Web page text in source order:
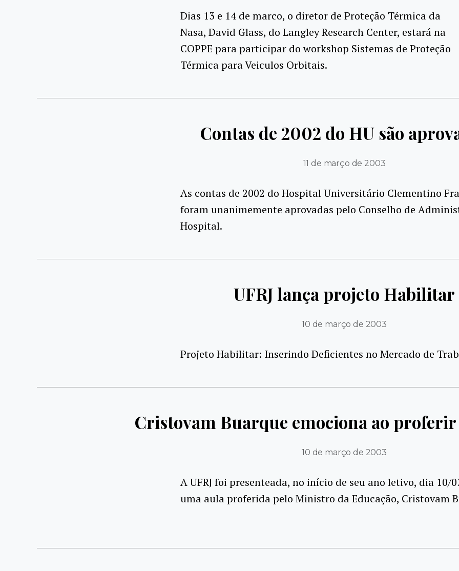
Dias 13 e 14 de marco, o diretor de Proteção Térmica da
Nasa, David Glass, do Langley Research Center, estará na
COPPE para participar do workshop Sistemas de Proteção
Térmica para Veiculos Orbitais.
Contas de 2002 do HU são
11 de março de 2003
As contas de 2002 do Hospital Universitário Clementino
foram unanimemente aprovadas pelo Conselho de
Hospital.
UFRJ lança projeto Habilitar
10 de março de 2003
Projeto Habilitar: Inserindo Deficientes no Mercado de
Cristovam Buarque emociona ao
10 de março de 2003
A UFRJ foi presenteada, no início de seu ano letivo, dia 10/
uma aula proferida pelo Ministro da Educação, Cristovam